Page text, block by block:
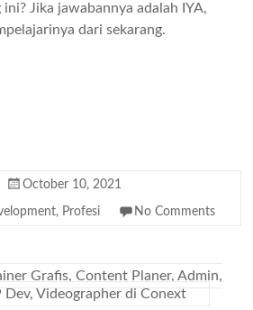
Jika jawabannya adalah IYA,
dari sekarang.
October 10, 2021
, Profesi No Comments
Grafis, Content Planer, Admin,
Dev, Videographer di Conext